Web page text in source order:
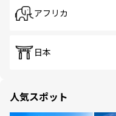
アフリカ
日本
人気スポット